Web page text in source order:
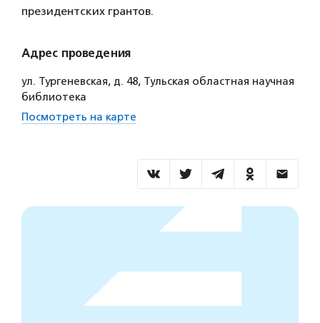
президентских грантов.
Адрес проведения
ул. Тургеневская, д. 48, Тульская областная научная
библиотека
Посмотреть на карте